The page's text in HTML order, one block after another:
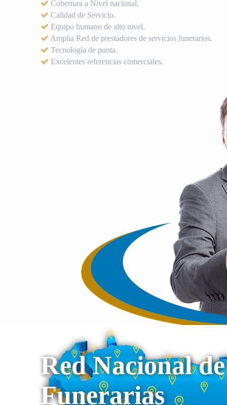
Cobertura a Nivel nacional.
Calidad de Servicio.
Equipo humano de alto nivel.
Amplia Red de prestadores de servicios funerarios.
Tecnología de punta.
Excelentes referencias comerciales.
Red Nacional de
Funerarias